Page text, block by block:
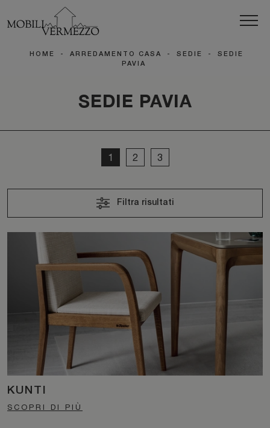
HOME - ARREDAMENTO CASA - SEDIE -
SEDIE
PAVIA
SEDIE PAVIA
1 2 3
Filtra risultati
KUNTI
SCOPRI DI PIÙ